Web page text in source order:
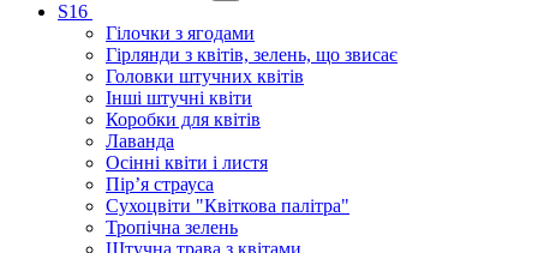
S16
Гілочки з ягодами
Гірлянди з квітів, зелень, що звисає
Головки штучних квітів
Інші штучні квіти
Коробки для квітів
Лаванда
Осінні квіти і листя
Пір’я страуса
Сухоцвіти "Квіткова палітра"
Тропічна зелень
Штучна трава з квітами